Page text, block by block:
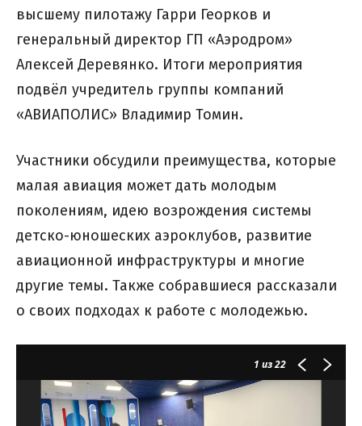
высшему пилотажу Гарри Георков и
генеральный директор ГП «Аэродром»
Алексей Деревянко. Итоги мероприятия
подвёл учредитель группы компаний
«АВИАПОЛИС» Владимир Томин.
Участники обсудили преимущества, которые
малая авиация может дать молодым
поколениям, идею возрождения системы
детско-юношеских аэроклубов, развитие
авиационной инфраструктуры и многие
другие темы. Также собравшиеся рассказали
о своих подходах к работе с молодежью.
1 из 22